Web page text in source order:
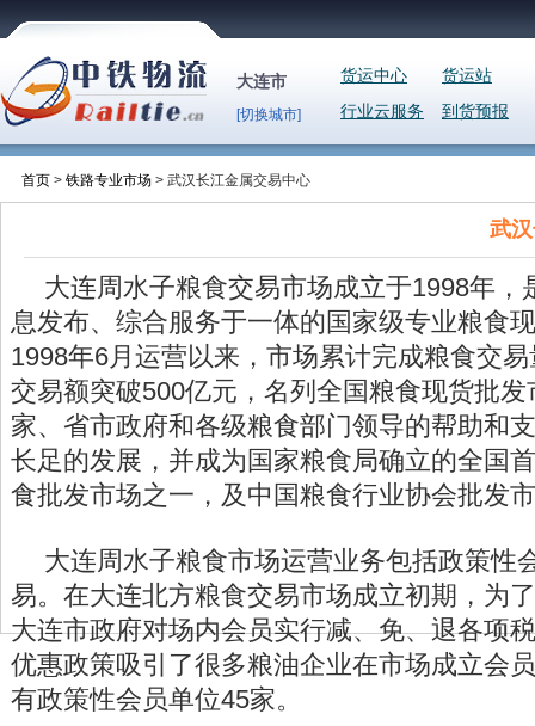
大连市
[切换城市]
货运站
货运中心
到货预报
行业云服务
首页 > 铁路专业市场 > 武汉长江金属交易中心
武
大连周水子粮食交易市场成立于1998年，
息发布、综合服务于一体的国家级专业粮食
1998年6月运营以来，市场累计完成粮食交
交易额突破500亿元，名列全国粮食现货批
家、省市政府和各级粮食部门领导的帮助和
长足的发展，并成为国家粮食局确立的全国
食批发市场之一，及中国粮食行业协会批发
大连周水子粮食市场运营业务包括政策性
易。在大连北方粮食交易市场成立初期，为
大连市政府对场内会员实行减、免、退各项
优惠政策吸引了很多粮油企业在市场成立会
有政策性会员单位45家。